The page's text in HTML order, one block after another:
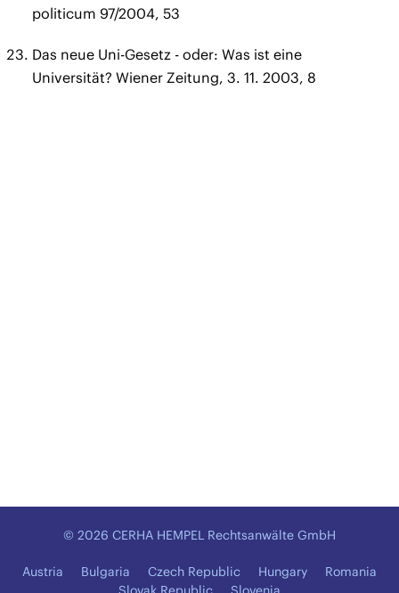
politicum 97/2004, 53
Das neue Uni-Gesetz - oder: Was ist eine
Universität? Wiener Zeitung, 3. 11. 2003, 8
© 2026 CERHA HEMPEL Rechtsanwälte GmbH
Austria Bulgaria Czech Republic Hungary
Romania